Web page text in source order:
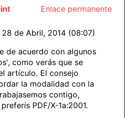
Enlace permanente
28 de Abril, 2014 (08:07)
de acuerdo con algunos
como verás que se
artículo. El consejo
la modalidad con la
contigo,
PDF/X-1a:2001.